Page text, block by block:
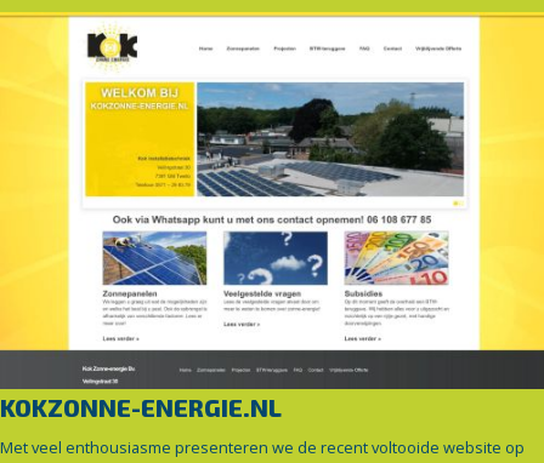
KOKZONNE-ENERGIE.NL
Met veel enthousiasme presenteren we de recent voltooide website op